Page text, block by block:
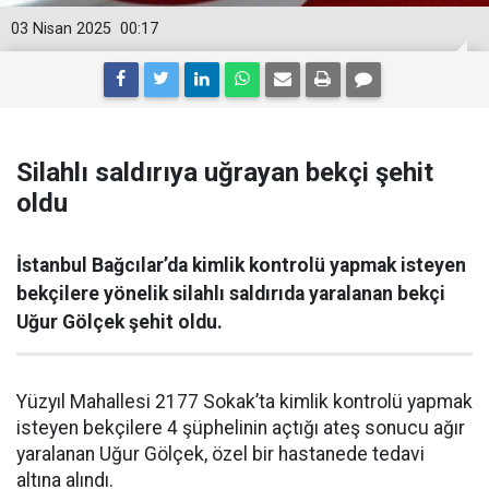
00:17
03 Nisan 2025
Silahlı saldırıya uğrayan bekçi şehit
oldu
İstanbul Bağcılar’da kimlik kontrolü yapmak isteyen
bekçilere yönelik silahlı saldırıda yaralanan bekçi
Uğur Gölçek şehit oldu.
Yüzyıl Mahallesi 2177 Sokak’ta kimlik kontrolü yapmak
isteyen bekçilere 4 şüphelinin açtığı ateş sonucu ağır
yaralanan Uğur Gölçek, özel bir hastanede tedavi
altına alındı.